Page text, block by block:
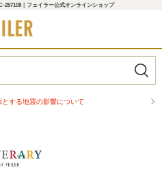
｜フェイラー公式オンラインショップ
する地震の影響について